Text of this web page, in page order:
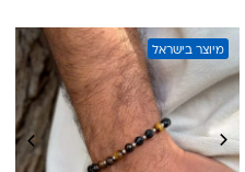
מיוצר בישראל